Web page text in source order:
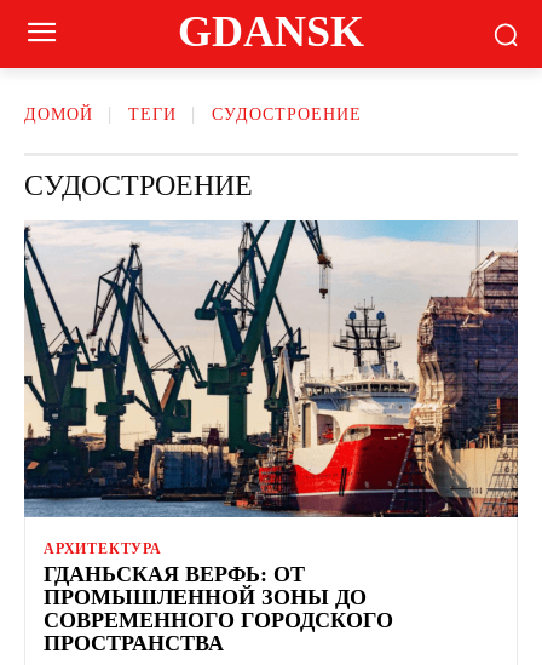
GDANSK
ДОМОЙ ТЕГИ СУДОСТРОЕНИЕ
СУДОСТРОЕНИЕ
АРХИТЕКТУРА
ГДАНЬСКАЯ ВЕРФЬ: ОТ
ПРОМЫШЛЕННОЙ ЗОНЫ ДО
СОВРЕМЕННОГО ГОРОДСКОГО
ПРОСТРАНСТВА